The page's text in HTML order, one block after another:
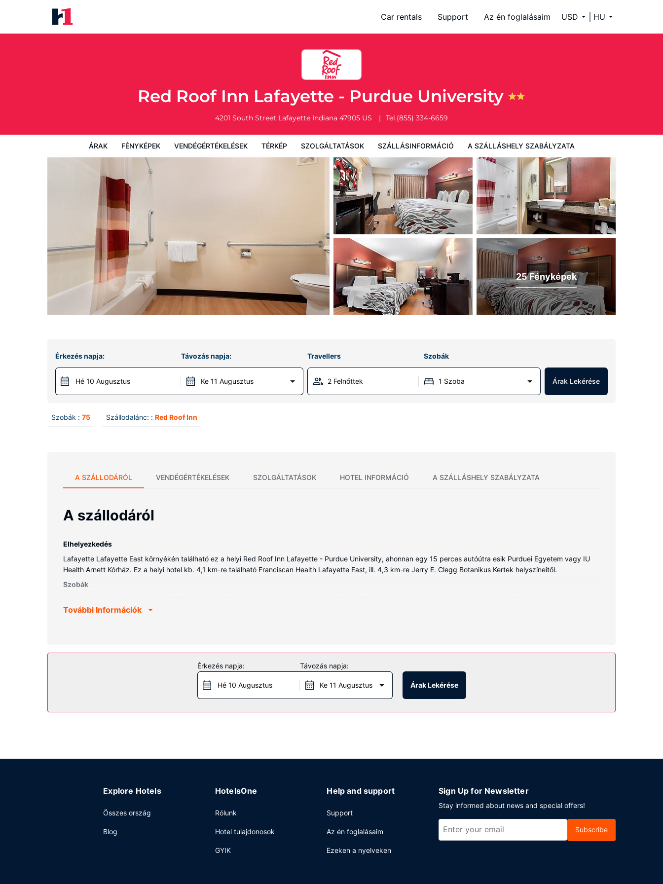
Car rentals Support Az én foglalásaim USD HU
Red Roof Inn Lafayette - Purdue University
4201 South Street Lafayette Indiana 47905 US Tel.(855) 334-6659
ÁRAK FÉNYKÉPEK VENDÉGÉRTÉKELÉSEK TÉRKÉP SZOLGÁLTATÁSOK SZÁLLÁSINFORMÁCIÓ A SZÁLLÁSHELY SZABÁLYZATA
A szálláshely szabályzata
25 Fényképek
Érkezés napja:
Hé 10 Augusztus
Távozás napja:
Ke 11 Augusztus
Travellers Szobák
2 Felnőttek 1 Szoba Árak Lekérése
Szobák : 75 Szállodalánc: : Red Roof Inn
A SZÁLLODÁRÓL VENDÉGÉRTÉKELÉSEK SZOLGÁLTATÁSOK HOTEL INFORMÁCIÓ A SZÁLLÁSHELY SZABÁLYZATA
A szállodáról
Elhelyezkedés
Lafayette Lafayette East környékén található ez a helyi Red Roof Inn Lafayette - Purdue University, ahonnan egy 15 perces autóútra esik Purduei Egyetem vagy IU
Health Arnett Kórház. Ez a helyi hotel kb. 4,1 km-re található Franciscan Health Lafayette East, ill. 4,3 km-re Jerry E. Clegg Botanikus Kertek helyszíneitől.
Szobák
üzleti ügyeit intézheti, hiszen a szobákban ingyenes vezeték nélküli internet-hozzáférés is elérhető. Valamennyi fürdőszobában van zuhanyzó/kád kombinációja. A
A szálláshelyen 24 órában nyitva tartó recepció, kávé/tea a közös helyiségekben és étel- és italautomata is igénybe vehető. Az autóval érkező vendégek számára
ingyenes egyéni parkolás biztosított a helyszínen.
További Információk
Érkezés napja:
Hé 10 Augusztus
Távozás napja:
Ke 11 Augusztus Árak Lekérése
Explore Hotels
Összes ország
Blog
HotelsOne
Rólunk
Hotel tulajdonosok
GYIK
Help and support
Support
Az én foglalásaim
Ezeken a nyelveken
Sign Up for Newsletter
Stay informed about news and special offers!
Subscribe